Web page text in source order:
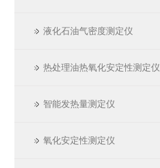
液化石油气密度测定仪
热处理油热氧化安定性测定仪
智能发热量测定仪
氧化安定性测定仪